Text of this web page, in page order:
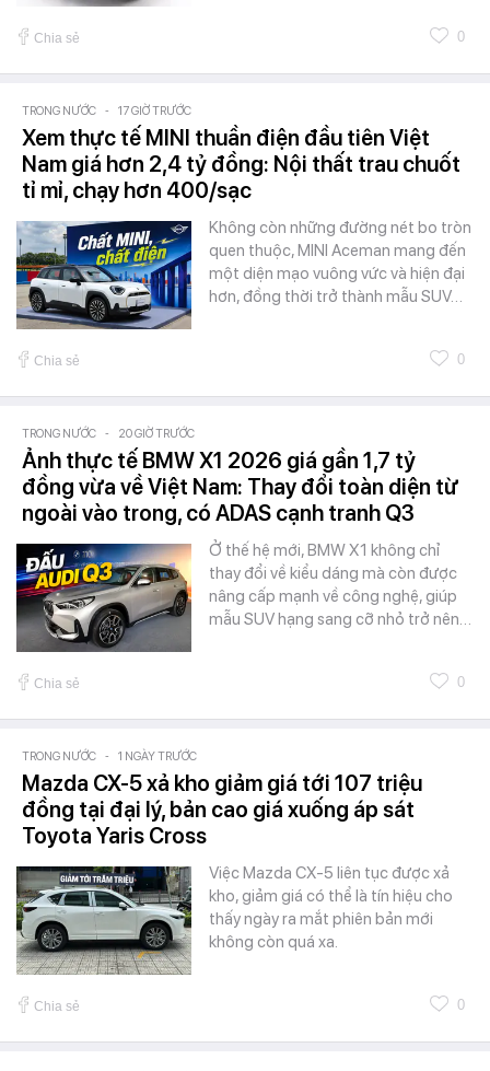
Chia sẻ 0
TRONG NƯỚC - 17 GIỜ TRƯỚC
Xem thực tế MINI thuần điện đầu tiên Việt
Nam giá hơn 2,4 tỷ đồng: Nội thất trau chuốt
tỉ mỉ, chạy hơn 400/sạc
Không còn những đường nét bo tròn
quen thuộc, MINI Aceman mang đến
một diện mạo vuông vức và hiện đại
hơn, đồng thời trở thành mẫu SUV…
Chia sẻ 0
TRONG NƯỚC - 20 GIỜ TRƯỚC
Ảnh thực tế BMW X1 2026 giá gần 1,7 tỷ
đồng vừa về Việt Nam: Thay đổi toàn diện từ
ngoài vào trong, có ADAS cạnh tranh Q3
Ở thế hệ mới, BMW X1 không chỉ
thay đổi về kiểu dáng mà còn được
nâng cấp mạnh về công nghệ, giúp
mẫu SUV hạng sang cỡ nhỏ trở nên…
Chia sẻ 0
TRONG NƯỚC - 1 NGÀY TRƯỚC
Mazda CX-5 xả kho giảm giá tới 107 triệu
đồng tại đại lý, bản cao giá xuống áp sát
Toyota Yaris Cross
Việc Mazda CX-5 liên tục được xả
kho, giảm giá có thể là tín hiệu cho
thấy ngày ra mắt phiên bản mới
không còn quá xa.
Chia sẻ 0